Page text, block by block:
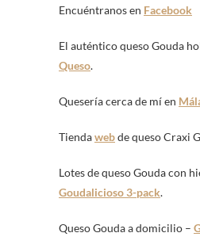
Encuéntranos en Facebook
El auténtico queso Gouda
Queso.
Quesería cerca de mí en
Tiendawebde queso Craxi
Lotes de queso Gouda con
Goudalicioso 3-pack.
Queso Gouda a domicilio –